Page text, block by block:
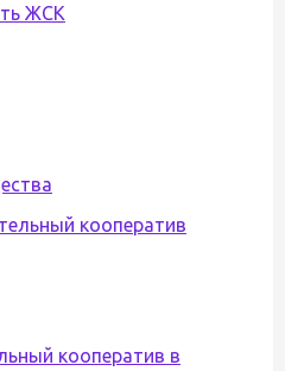
ЖСК
кооператив
кооператив в